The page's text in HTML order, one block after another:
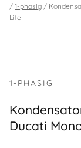
/ 1-phasig /
Life
1-PHASIG
Ducati